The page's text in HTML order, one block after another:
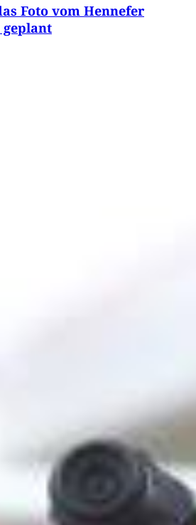
Foto vom Hennefer
geplant